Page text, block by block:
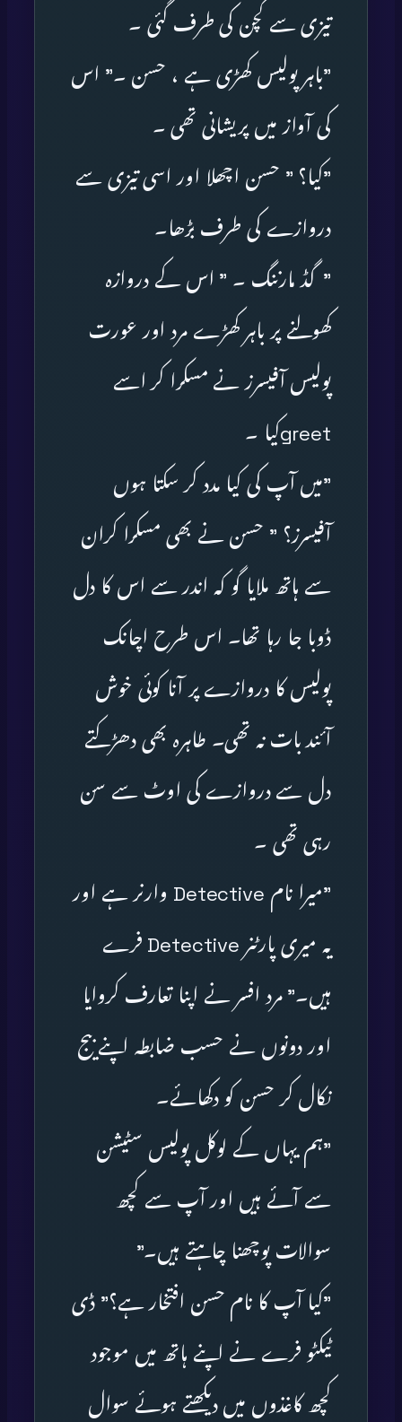
تیزی سے کچن کی طرف گئی ۔
”باہر پولیس کھڑی ہے ، حسن ۔” اس
کی آواز میں پریشانی تھی ۔
”کیا؟ ” حسن اچھلا اور اسی تیزی سے
دروازے کی طرف بڑھا۔
”گڈ مارننگ ۔ ” اس کے دروازہ
کھولنے پر باہر کھڑے مرد اور عورت
پولیس آفیسرز نے مسکرا کر اسے
greetکیا ۔
”میں آپ کی کیا مدد کر سکتا ہوں
آفیسرز؟ ” حسن نے بھی مسکرا کران
سے ہاتھ ملایا گو کہ اندر سے اس کا دل
ڈوبا جا رہا تھا۔ اس طرح اچانک
پولیس کا دروازے پر آنا کوئی خوش
آئند بات نہ تھی۔ طاہرہ بھی دھڑکتے
دل سے دروازے کی اوٹ سے سن
رہی تھی ۔
”میرا نام Detective وارنر ہے اور
یہ میری پارٹنر Detective فرے
ہیں۔” مرد افسر نے اپنا تعارف کروایا
اور دونوں نے حسب ضابطہ اپنے بیج
نکال کر حسن کو دکھائے۔
”ہم یہاں کے لوکل پولیس سٹیشن
سے آئے ہیں اور آپ سے کچھ
سوالات پوچھنا چاہتے ہیں۔”
”کیا آپ کا نام حسن افتخار ہے؟” ڈی
ٹیکٹو فرے نے اپنے ہاتھ میں موجود
کچھ کاغذوں میں دیکھتے ہوئے سوال